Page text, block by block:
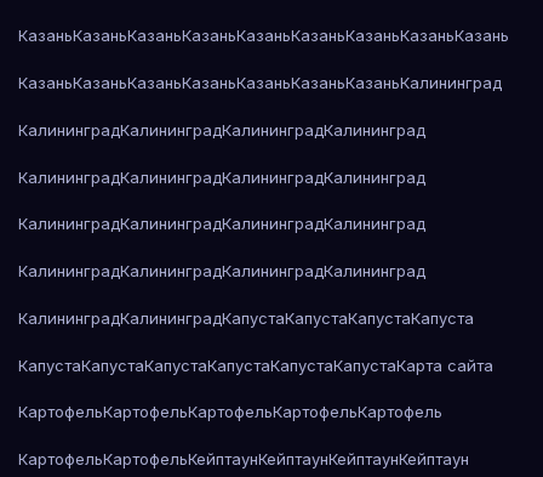
КазаньКазаньКазаньКазаньКазаньКазаньКазаньКазаньКазань
КазаньКазаньКазаньКазаньКазаньКазаньКазаньКалининград
КалининградКалининградКалининградКалининград
КалининградКалининградКалининградКалининград
КалининградКалининградКалининградКалининград
КалининградКалининградКалининградКалининград
КалининградКалининградКапустаКапустаКапустаКапуста
КапустаКапустаКапустаКапустаКапустаКапустаКарта сайта
КартофельКартофельКартофельКартофельКартофель
КартофельКартофельКейптаунКейптаунКейптаунКейптаун